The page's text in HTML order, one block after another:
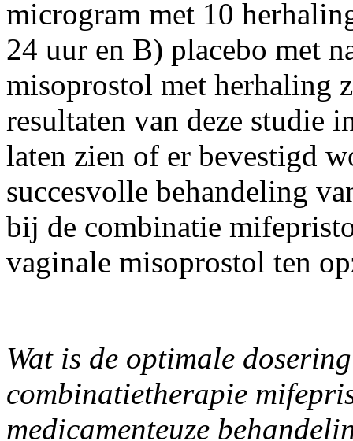
microgram met 10
24 uur en B) placebo met
misoprostol met herhaling
resultaten van deze studie
laten zien of er bevestigd
succesvolle behandeling
bij de combinatie
vaginale misoprostol ten
Wat is de optimale
combinatietherapie
medicamenteuze